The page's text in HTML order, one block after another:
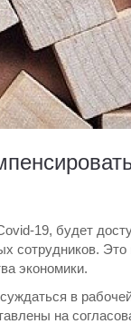
19, будет
сотрудников. Это
экономики.
в
на